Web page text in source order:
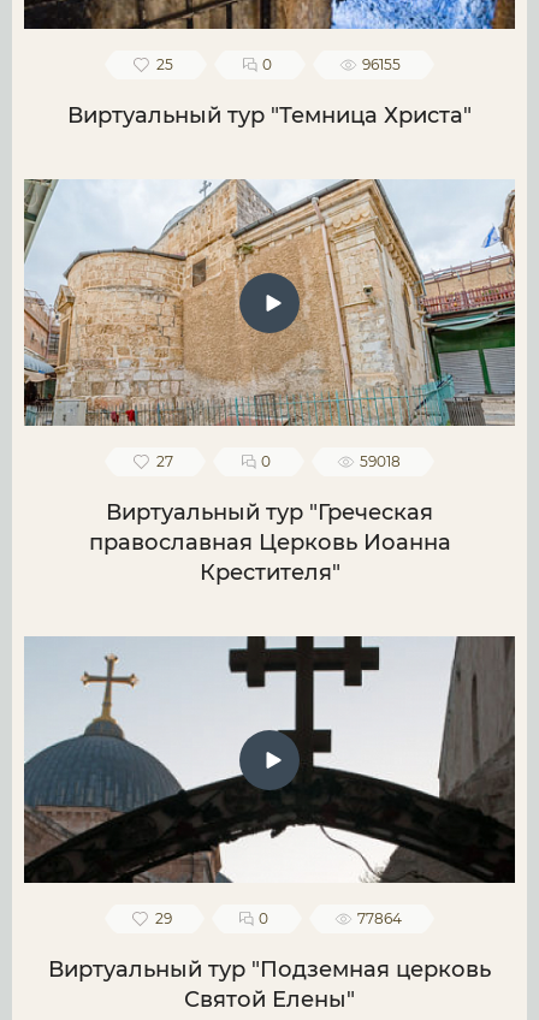
25 0 96155
Виртуальный тур "Темница Христа"
27 0 59018
Виртуальный тур "Греческая
православная Церковь Иоанна
Крестителя"
29 0 77864
Виртуальный тур "Подземная церковь
Святой Елены"